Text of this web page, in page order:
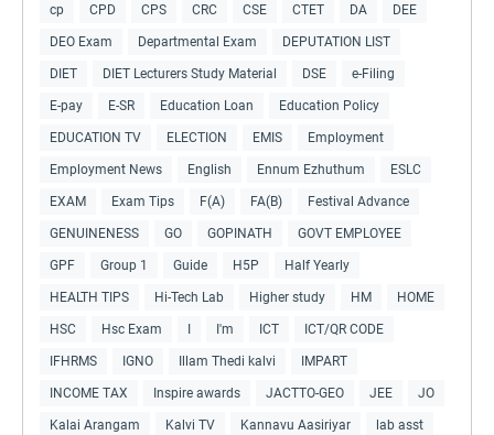
cp CPD CPS CRC CSE CTET DA DEE
DEO Exam Departmental Exam DEPUTATION LIST
DIET DIET Lecturers Study Material DSE e-Filing
E-pay E-SR Education Loan Education Policy
EDUCATION TV ELECTION EMIS Employment
Employment News English Ennum Ezhuthum ESLC
EXAM Exam Tips F(A) FA(B) Festival Advance
GENUINENESS GO GOPINATH GOVT EMPLOYEE
GPF Group 1 Guide H5P Half Yearly
HEALTH TIPS Hi-Tech Lab Higher study HM HOME
HSC Hsc Exam I'm ICT ICT/QR CODE
IFHRMS IGNO Illam Thedi kalvi IMPART
INCOME TAX Inspire awards JACTTO-GEO JEE JO
Kalai Arangam Kalvi TV Kannavu Aasiriyar lab asst